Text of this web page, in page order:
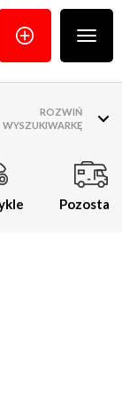
menu
Pozostałe
ROZWIŃ
WYSZUKIWARKĘ